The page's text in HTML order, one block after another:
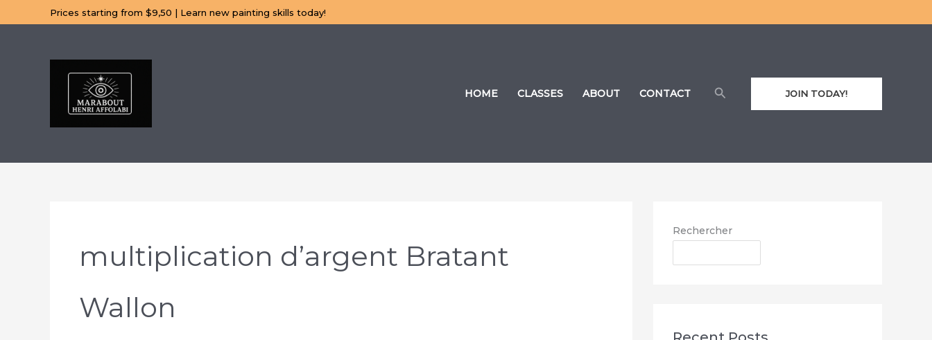
au
Prices starting from $9,50 | Learn new painting skills today!
HOME CLASSES ABOUT CONTACT RechercherJOIN TODAY!
multiplication d’argent Bratant
Wallon
Rechercher